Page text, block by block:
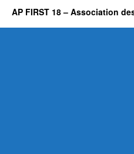
AP FIRST 18 – Association